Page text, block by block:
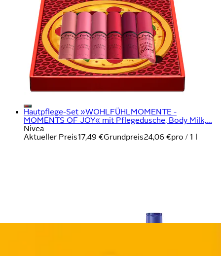
Hautpflege-Set »WOHLFÜHLMOMENTE -
MOMENTS OF JOY« mit Pflegedusche, Body Milk,...
Nivea
Aktueller Preis17,49 €Grundpreis24,06 €pro / 1 l